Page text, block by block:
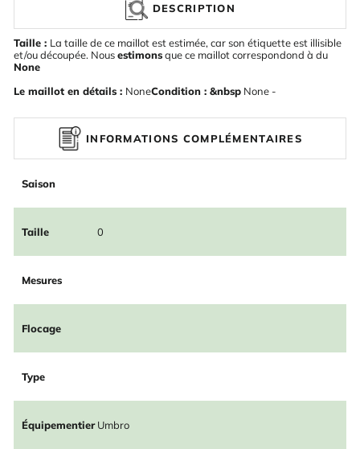
DESCRIPTION
Taille : La taille de ce maillot est estimée, car son étiquette est illisible
et/ou découpée. Nousestimonsque ce maillot correspondond à du
None
Le maillot en détails : NoneCondition : &nbsp None -
INFORMATIONS COMPLÉMENTAIRES
Saison
Taille 0
Mesures
Flocage
Type
Équipementier Umbro